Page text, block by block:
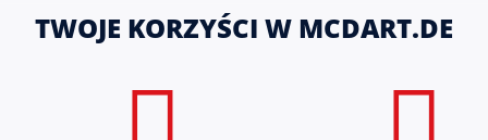
TWOJE KORZYŚCI W MCDART.DE